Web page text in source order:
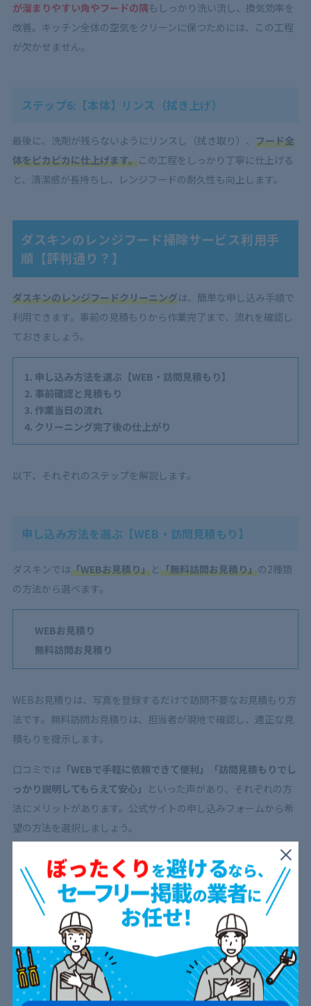
が溜まりやすい角やフードの隅もしっかり洗い流し、換気効率を
改善。キッチン全体の空気をクリーンに保つためには、この工程
が欠かせません。
ステップ6:【本体】リンス（拭き上げ）
最後に、洗剤が残らないようにリンスし（拭き取り）、 フード全
体をピカピカに仕上げます。この工程をしっかり丁寧に仕上げる
と、清潔感が長持ちし、レンジフードの耐久性も向上します。
ダスキンのレンジフード掃除サービス利用手
順【評判通り？】
ダスキンのレンジフードクリーニングは、簡単な申し込み手順で
利用できます。事前の見積もりから作業完了まで、流れを確認し
ておきましょう。
申し込み方法を選ぶ【WEB・訪問見積もり】
事前確認と見積もり
作業当日の流れ
クリーニング完了後の仕上がり
以下、それぞれのステップを解説します。
申し込み方法を選ぶ【WEB・訪問見積もり】
ダスキンでは「WEBお見積り」と「無料訪問お見積り」の2種類
の方法から選べます。
WEBお見積り
無料訪問お見積り
WEBお見積りは、写真を登録するだけで訪問不要なお見積もり方
法です。無料訪問お見積りは、担当者が現地で確認し、適正な見
積もりを提示します。
口コミでは 「WEBで手軽に依頼できて便利」「訪問見積もりでし
っかり説明してもらえて安心」 といった声があり、それぞれの方
法にメリットがあります。公式サイトの申し込みフォームから希
望の方法を選択しましょう。
事前確認と見積もり
申し込み後、サービス担当店から電話またはメールで日程の確
があります。事前にレンジフードの状態を伝えておくと、より正
確な見積もりを受けられます。
「担当者の対応が丁寧だった」「事前の説明が分かりやすかっ